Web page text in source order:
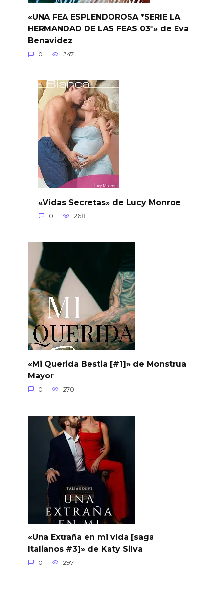
«UNA FEA ESPLENDOROSA *SERIE LA
HERMANDAD DE LAS FEAS 03*» de Eva
Benavidez
0 347
«Vidas Secretas» de Lucy Monroe
0 268
«Mi Querida Bestia [#1]» de Monstrua
Mayor
0 270
«Una Extraña en mi vida [saga
Italianos #3]» de Katy Silva
0 297